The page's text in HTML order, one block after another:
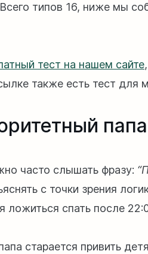
типов 16, ниже мы
тест на нашем сайте
также есть тест для
папа
часто слышать фразу:
с точки зрения
ложиться спать после
старается привить